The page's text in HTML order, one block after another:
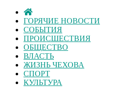
ГОРЯЧИЕ НОВОСТИ
СОБЫТИЯ
ПРОИСШЕСТВИЯ
ОБЩЕСТВО
ВЛАСТЬ
ЖИЗНЬ ЧЕХОВА
СПОРТ
КУЛЬТУРА